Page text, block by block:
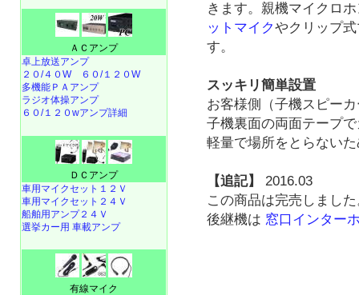
きます。親機マイクロ
ットマイクやクリップ
す。
スッキリ簡単設置
お客様側（子機スピー
子機裏面の両面テープ
軽量で場所をとらない
【追記】
2016.03
この商品は完売しまし
後継機は 窓口インター
ＡＣアンプ
卓上放送アンプ
２０/４０W
６０/１２０W
多機能ＰＡアンプ
ラジオ体操アンプ
６０/１２０wアンプ詳細
ＤＣアンプ
車用マイクセット１２Ｖ
車用マイクセット２４Ｖ
船舶用アンプ２４Ｖ
選挙カー用 車載アンプ
有線マイク